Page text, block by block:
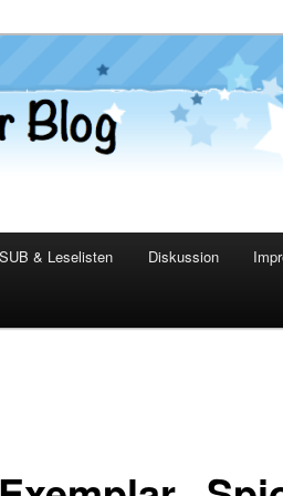
Blog
SUB & Leselisten Diskussion